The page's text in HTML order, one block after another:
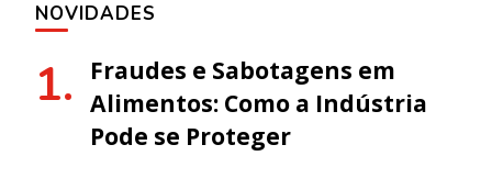
NOVIDADES
Fraudes e Sabotagens em
Alimentos: Como a Indústria
Pode se Proteger